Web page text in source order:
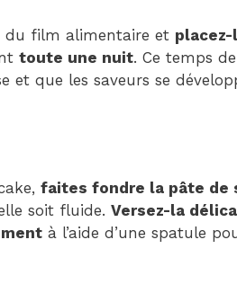
du film alimentaire et
toute une nuit. Ce temps
et que les saveurs se
faites fondre la pâte de
soit fluide. Versez-la
à l’aide d’une spatule